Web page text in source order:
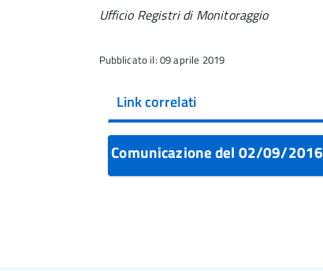
Ufficio Registri di Monitoraggio
Pubblicato il: 09 aprile 2019
Link correlati
Comunicazione del 02/09/2016